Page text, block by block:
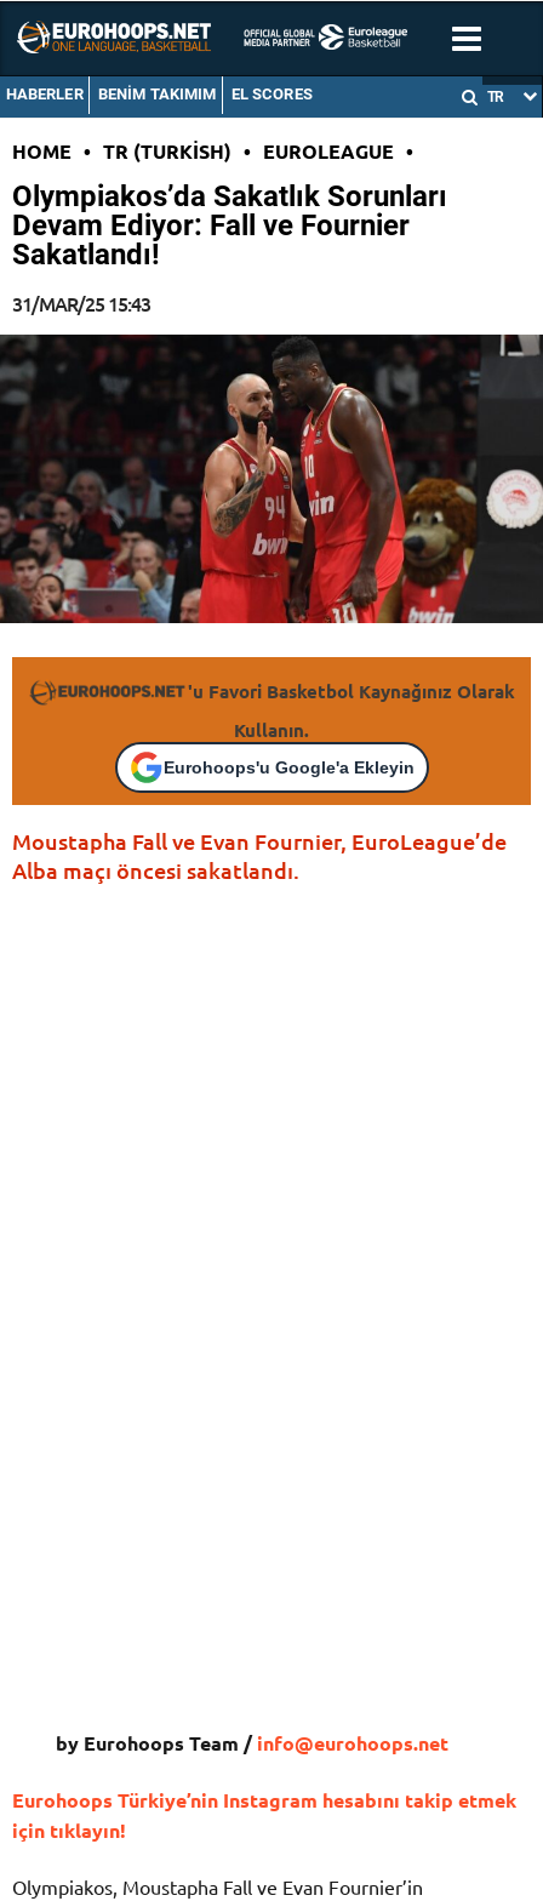
HABERLER BENIM TAKIMIM EL SCORES TR
HOME • TR (TURKISH) • EUROLEAGUE •
Olympiakos’da Sakatlık Sorunları
Devam Ediyor: Fall ve Fournier
Sakatlandı!
31/MAR/25 15:43
'u Favori Basketbol Kaynağınız Olarak
Kullanın.
Eurohoops'u Google'a Ekleyin
Moustapha Fall ve Evan Fournier, EuroLeague’de
Alba maçı öncesi sakatlandı.
by Eurohoops Team /info@eurohoops.net
Eurohoops Türkiye’nin Instagram hesabını takip etmek
için tıklayın!
Olympiakos, Moustapha Fall ve Evan Fournier’in